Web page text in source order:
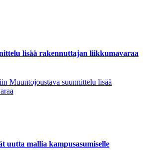
lisää rakennuttajan liikkumavaraa
Muuntojoustava suunnittelu lisää
uutta mallia kampusasumiselle